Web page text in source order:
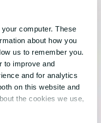
computer. These
about how you
us to remember you.
to improve and
and for analytics
on this website and
the cookies we use,